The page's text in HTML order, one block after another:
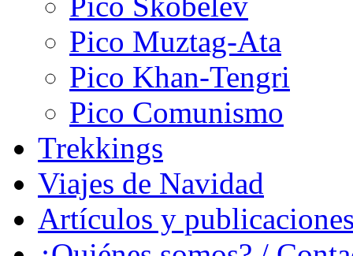
Pico Muztag-Ata
Pico Khan-Tengri
Pico Comunismo
Trekkings
Viajes de Navidad
Artículos y